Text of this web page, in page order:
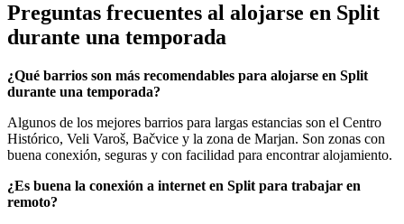
Preguntas frecuentes al alojarse en Split
durante una temporada
¿Qué barrios son más recomendables para alojarse en Split
durante una temporada?
Algunos de los mejores barrios para largas estancias son el Centro
Histórico, Veli Varoš, Bačvice y la zona de Marjan. Son zonas con
buena conexión, seguras y con facilidad para encontrar alojamiento.
¿Es buena la conexión a internet en Split para trabajar en
remoto?